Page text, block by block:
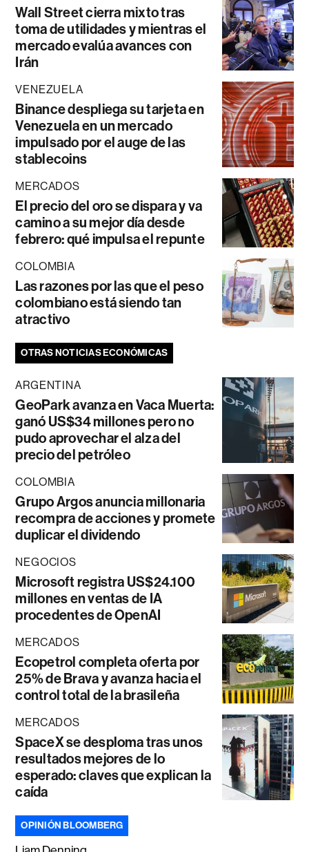
Wall Street cierra mixto tras
toma de utilidades y mientras el
mercado evalúa avances con
Irán
VENEZUELA
Binance despliega su tarjeta en
Venezuela en un mercado
impulsado por el auge de las
stablecoins
MERCADOS
El precio del oro se dispara y va
camino a su mejor día desde
febrero: qué impulsa el repunte
COLOMBIA
Las razones por las que el peso
colombiano está siendo tan
atractivo
OTRAS NOTICIAS ECONÓMICAS
ARGENTINA
GeoPark avanza en Vaca Muerta:
ganó US$34 millones pero no
pudo aprovechar el alza del
precio del petróleo
COLOMBIA
Grupo Argos anuncia millonaria
recompra de acciones y promete
duplicar el dividendo
NEGOCIOS
Microsoft registra US$24.100
millones en ventas de IA
procedentes de OpenAI
MERCADOS
Ecopetrol completa oferta por
25% de Brava y avanza hacia el
control total de la brasileña
MERCADOS
SpaceX se desploma tras unos
resultados mejores de lo
esperado: claves que explican la
caída
OPINIÓN BLOOMBERG